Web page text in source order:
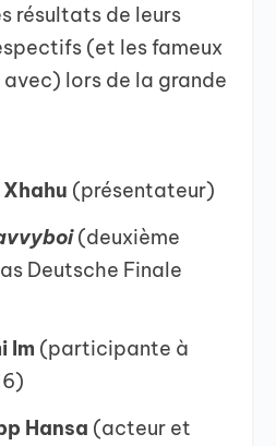
résultats de leurs
(et les fameux
lors de la grande
(présentateur)
(deuxième
Deutsche Finale
Im (participante à
Hansa (acteur et